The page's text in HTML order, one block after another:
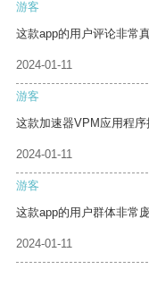
游客
这款app的用户评论非常
2024-01-11
游客
这款加速器VPM应用程序
2024-01-11
游客
这款app的用户群体非常
2024-01-11